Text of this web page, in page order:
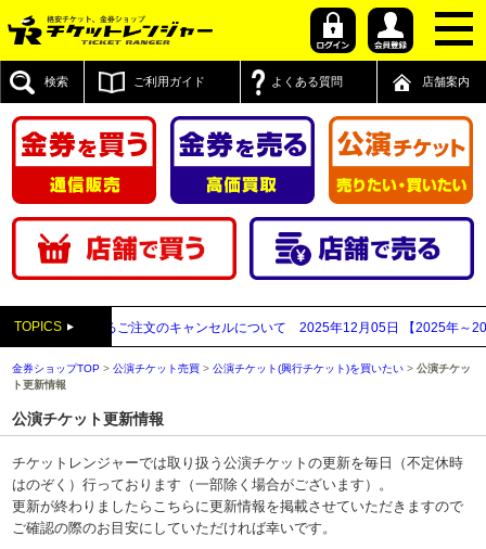
検索 ご利用ガイド よくある質問 店舗案内
TOPICS
るご注文のキャンセルについて 2025年12月05日 【2025年～2026年】年末年
金券ショップTOP >公演チケット売買 >公演チケット(興行チケット)を買いたい >公演チケッ
ト更新情報
公演チケット更新情報
チケットレンジャーでは取り扱う公演チケットの更新を毎日（不定休時
はのぞく）行っております（一部除く場合がございます）。
更新が終わりましたらこちらに更新情報を掲載させていただきますので
ご確認の際のお目安にしていただければ幸いです。